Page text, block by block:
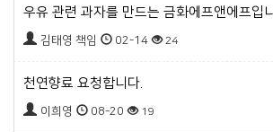
우유 관련 과자를 만드는 금화에프앤에프입
김태영 책임 02-14 24
천연향료 요청합니다.
이희영 08-20 19